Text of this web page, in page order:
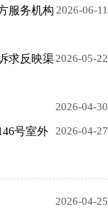
2026-06-11
服务机构
2026-05-22
求反映渠
2026-04-30
2026-04-27
号室外
2026-04-25